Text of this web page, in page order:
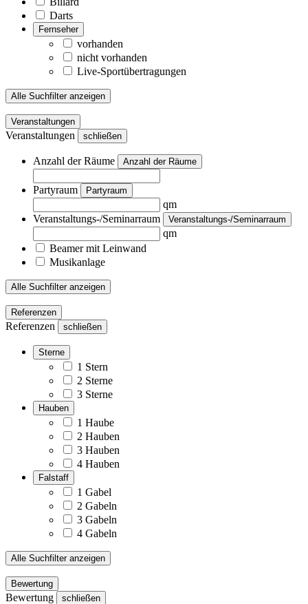
Darts
Fernseher
vorhanden
nicht vorhanden
Live-Sportübertragungen
Alle Suchfilter anzeigen
Veranstaltungen
Veranstaltungen schließen
Anzahl der Räume Anzahl der Räume
Partyraum Partyraum
qm
Veranstaltungs-/Seminarraum
Veranstaltungs-/Seminarraum
qm
Beamer mit Leinwand
Musikanlage
Alle Suchfilter anzeigen
Referenzen
Referenzen schließen
Sterne
1 Stern
2 Sterne
3 Sterne
Hauben
1 Haube
2 Hauben
3 Hauben
4 Hauben
Falstaff
1 Gabel
2 Gabeln
3 Gabeln
4 Gabeln
Alle Suchfilter anzeigen
Bewertung
Bewertung schließen